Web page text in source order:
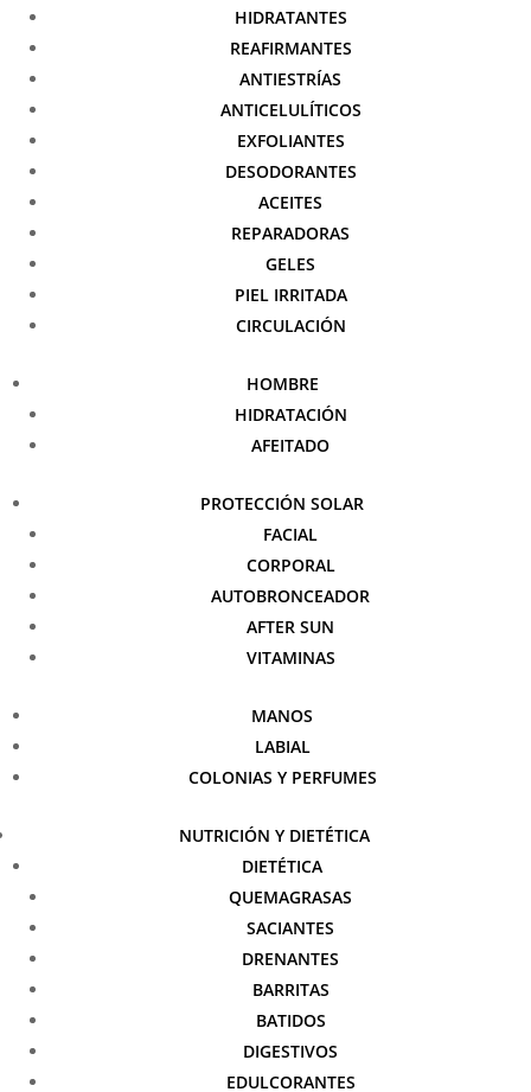
HIDRATANTES
REAFIRMANTES
ANTIESTRÍAS
ANTICELULÍTICOS
EXFOLIANTES
DESODORANTES
ACEITES
REPARADORAS
GELES
PIEL IRRITADA
CIRCULACIÓN
HOMBRE
HIDRATACIÓN
AFEITADO
PROTECCIÓN SOLAR
FACIAL
CORPORAL
AUTOBRONCEADOR
AFTER SUN
VITAMINAS
MANOS
LABIAL
COLONIAS Y PERFUMES
NUTRICIÓN Y DIETÉTICA
DIETÉTICA
QUEMAGRASAS
SACIANTES
DRENANTES
BARRITAS
BATIDOS
DIGESTIVOS
EDULCORANTES